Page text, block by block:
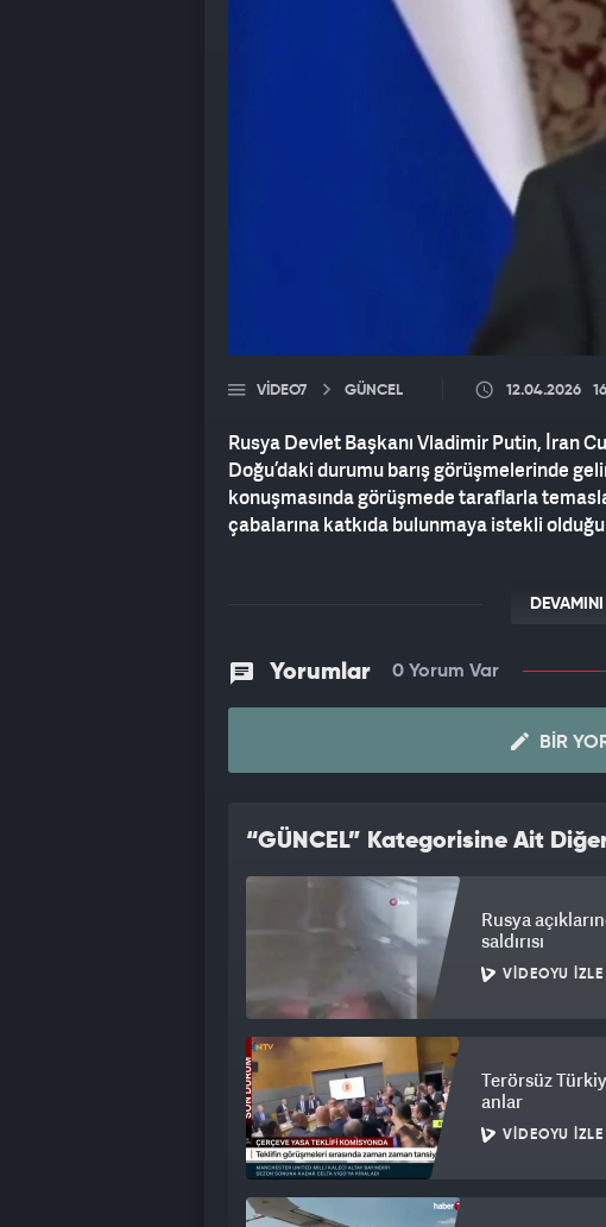
VIDEO7 GÜNCEL 12.04.2026
Rusya Devlet Başkanı Vladimir Putin, İran
Doğu’daki durumu barış görüşmelerinde
konuşmasında görüşmede taraflarla
çabalarına katkıda bulunmaya istekli
Yorumlar 0 Yorum Var
BIR
“GÜNCEL” Kategorisine Ait
Rusya
saldırısı
VIDEOYU İZLE
Terörsüz
anlar
VIDEOYU İZLE